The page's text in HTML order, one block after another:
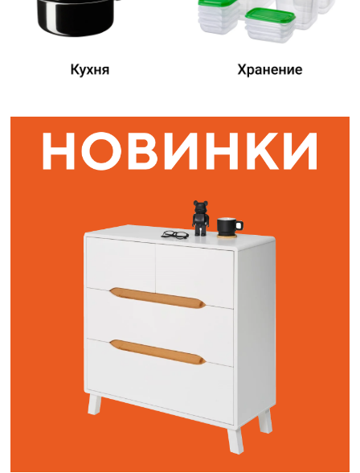
г. Санкт-Петербург, ул. Торжковская 20.
Санкт-Петербург, ул. Васенко 3В